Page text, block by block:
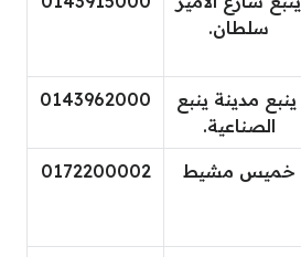
سلطان.
ينبع مدينة ينبع
الصناعية.
0143962000
خميس مشيط 0172200002